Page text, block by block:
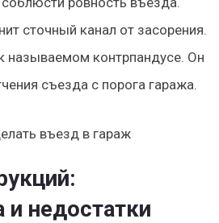
сточный канал от засорения.
называемом контрпандусе. Он
съезда с порога гаража.
и недостатки